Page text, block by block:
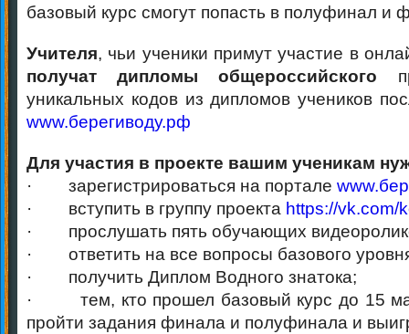
базовый курс смогут попасть в полуфинал и
Учителя, чьи ученики примут участие в
получат дипломы общероссийского
уникальных кодов из дипломов учеников
www.берегиводу.рф
Для участия в проекте вашим ученикам
· зарегистрироваться на портале
· вступить в группу проекта https://vk.com/
· прослушать пять обучающих
· ответить на все вопросы базового
· получить Диплом Водного знатока;
· тем, кто прошел базовый курс до 15
пройти задания финала и полуфинала и